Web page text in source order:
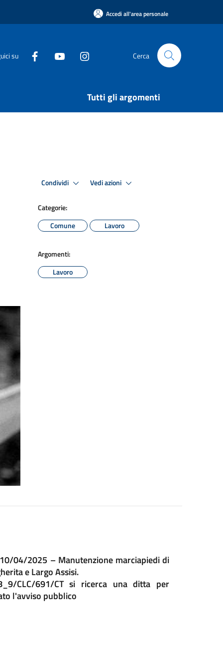
Accedi all'area personale
su Cerca
Tutti gli argomenti
Condividi Vedi azioni
Categorie:
Comune
Lavoro
Argomenti:
Lavoro
04/2025 – Manutenzione marciapiedi di
e Largo Assisi.
CLC/691/CT si ricerca una ditta per
l'avviso pubblico